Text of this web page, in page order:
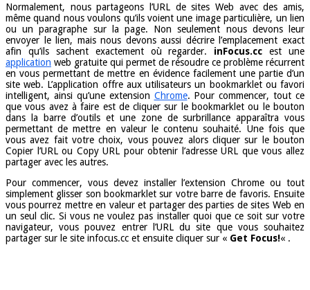
Normalement, nous partageons l’URL de sites Web avec des amis,
même quand nous voulons qu’ils voient une image particulière, un lien
ou un paragraphe sur la page. Non seulement nous devons leur
envoyer le lien, mais nous devons aussi décrire l’emplacement exact
afin qu’ils sachent exactement où regarder. inFocus.cc est une
application web gratuite qui permet de résoudre ce problème récurrent
en vous permettant de mettre en évidence facilement une partie d’un
site web. L’application offre aux utilisateurs un bookmarklet ou favori
intelligent, ainsi qu’une extension Chrome. Pour commencer, tout ce
que vous avez à faire est de cliquer sur le bookmarklet ou le bouton
dans la barre d’outils et une zone de surbrillance apparaîtra vous
permettant de mettre en valeur le contenu souhaité. Une fois que
vous avez fait votre choix, vous pouvez alors cliquer sur le bouton
Copier l’URL ou Copy URL pour obtenir l’adresse URL que vous allez
partager avec les autres.
Pour commencer, vous devez installer l’extension Chrome ou tout
simplement glisser son bookmarklet sur votre barre de favoris. Ensuite
vous pourrez mettre en valeur et partager des parties de sites Web en
un seul clic. Si vous ne voulez pas installer quoi que ce soit sur votre
navigateur, vous pouvez entrer l’URL du site que vous souhaitez
partager sur le site infocus.cc et ensuite cliquer sur « Get Focus!« .